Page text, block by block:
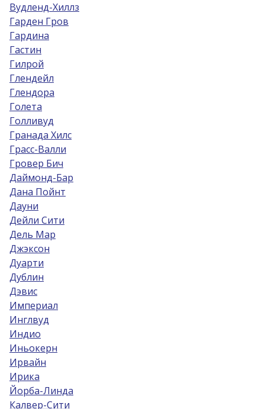
Вудленд-Хиллз
Гарден Гров
Гардина
Гастин
Гилрой
Глендейл
Глендора
Голета
Голливуд
Гранада Хилс
Грасс-Валли
Гровер Бич
Даймонд-Бар
Дана Пойнт
Дауни
Дейли Сити
Дель Мар
Джэксон
Дуарти
Дублин
Дэвис
Империал
Инглвуд
Индио
Иньокерн
Ирвайн
Ирика
Йорба-Линда
Калвер-Сити